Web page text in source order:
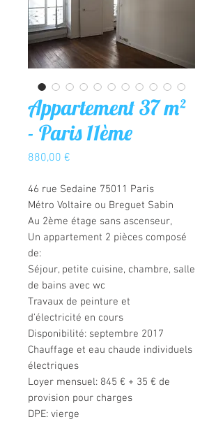
Appartement 37 m²
- Paris 11ème
880,00 €
46 rue Sedaine 75011 Paris
Métro Voltaire ou Breguet Sabin
Au 2ème étage sans ascenseur,
Un appartement 2 pièces composé
de:
Séjour, petite cuisine, chambre, salle
de bains avec wc
Travaux de peinture et
d'électricité en cours
Disponibilité: septembre 2017
Chauffage et eau chaude individuels
électriques
Loyer mensuel: 845 € + 35 € de
provision pour charges
DPE: vierge